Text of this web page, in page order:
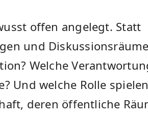
offen angelegt. Statt
und
Welche
Und welche Rolle spielen
deren öffentliche